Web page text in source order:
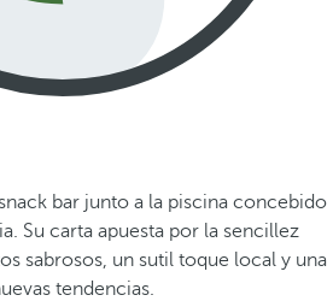
bar junto a la piscina concebido
Su carta apuesta por la sencillez
sabrosos, un sutil toque local y una
tendencias.